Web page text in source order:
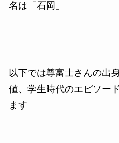
名は「石岡」
以下では尊富士さんの出
値、学生時代のエピソー
ます